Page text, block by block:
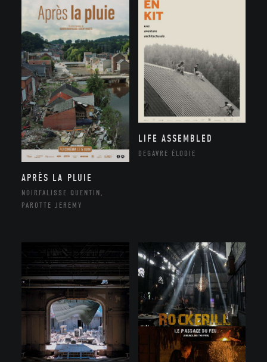
APRÈS LA PLUIE
NOIRFALISSE QUENTIN,
PAROTTE JEREMY
LIFE ASSEMBLED
DEGAVRE ÉLODIE